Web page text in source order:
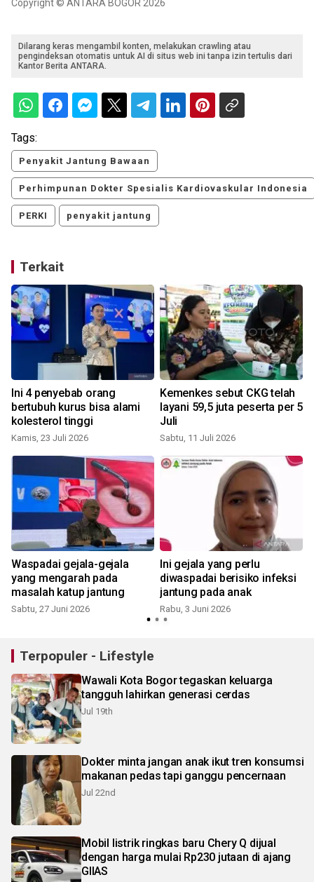
Copyright © ANTARA BOGOR 2026
Dilarang keras mengambil konten, melakukan crawling atau
pengindeksan otomatis untuk AI di situs web ini tanpa izin tertulis dari
Kantor Berita ANTARA.
Tags:
Penyakit Jantung Bawaan
Perhimpunan Dokter Spesialis Kardiovaskular Indonesia
PERKI penyakit jantung
Terkait
Ini 4 penyebab orang
bertubuh kurus bisa alami
kolesterol tinggi
Kamis, 23 Juli 2026
Kemenkes sebut CKG telah
layani 59,5 juta peserta per 5
Juli
Sabtu, 11 Juli 2026
Waspadai gejala-gejala
yang mengarah pada
masalah katup jantung
Sabtu, 27 Juni 2026
Ini gejala yang perlu
diwaspadai berisiko infeksi
jantung pada anak
Rabu, 3 Juni 2026
Terpopuler - Lifestyle
Wawali Kota Bogor tegaskan keluarga
tangguh lahirkan generasi cerdas
Jul 19th
Dokter minta jangan anak ikut tren konsumsi
makanan pedas tapi ganggu pencernaan
Jul 22nd
Mobil listrik ringkas baru Chery Q dijual
dengan harga mulai Rp230 jutaan di ajang
GIIAS